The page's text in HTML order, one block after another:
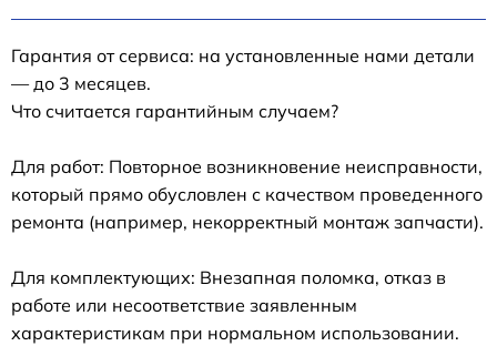
Гарантия от сервиса: на установленные нами детали
— до 3 месяцев.
Что считается гарантийным случаем?
Для работ: Повторное возникновение неисправности,
который прямо обусловлен с качеством проведенного
ремонта (например, некорректный монтаж запчасти).
Для комплектующих: Внезапная поломка, отказ в
работе или несоответствие заявленным
характеристикам при нормальном использовании.